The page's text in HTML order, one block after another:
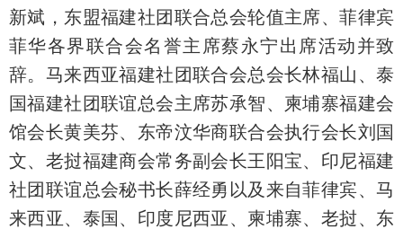
新斌，东盟福建社团联合总会轮值主席、菲律宾
菲华各界联合会名誉主席蔡永宁出席活动并致
辞。马来西亚福建社团联合会总会长林福山、泰
国福建社团联谊总会主席苏承智、柬埔寨福建会
馆会长黄美芬、东帝汶华商联合会执行会长刘国
文、老挝福建商会常务副会长王阳宝、印尼福建
社团联谊总会秘书长薛经勇以及来自菲律宾、马
来西亚、泰国、印度尼西亚、柬埔寨、老挝、东